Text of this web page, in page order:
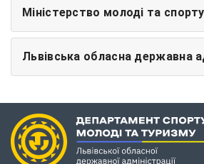
Міністерство молоді та
Львівська обласна державна